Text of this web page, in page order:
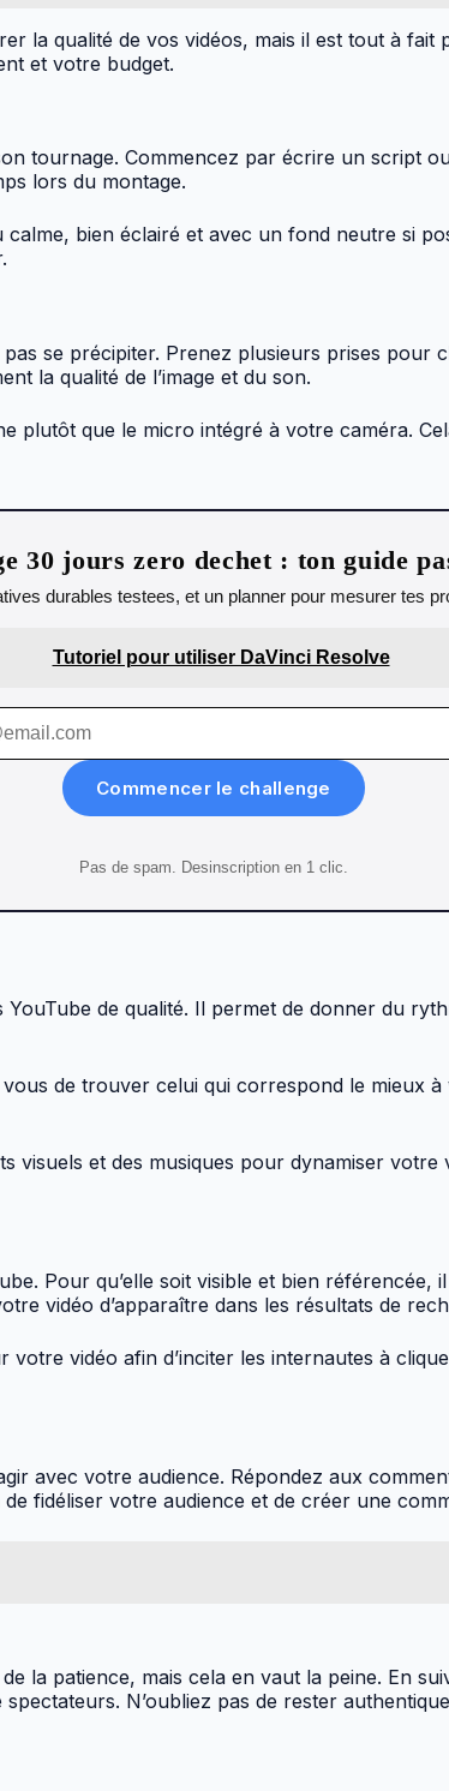
la qualité de vos vidéos, mais il est tout à
et votre budget.
tournage. Commencez par écrire un script
lors du montage.
bien éclairé et avec un fond neutre si
se précipiter. Prenez plusieurs prises pour
la qualité de l’image et du son.
plutôt que le micro intégré à votre caméra.
30 jours zero dechet : ton guide
durables testees, et un planner pour mesurer tes
Tutoriel pour utiliser DaVinci Resolve
Commencer le challenge
Pas de spam. Desinscription en 1 clic.
de qualité. Il permet de donner du
de trouver celui qui correspond le mieux
visuels et des musiques pour dynamiser
Pour qu’elle soit visible et bien
vidéo d’apparaître dans les résultats de
vidéo afin d’inciter les internautes à
avec votre audience. Répondez aux
fidéliser votre audience et de créer une
la patience, mais cela en vaut la peine. En
N’oubliez pas de rester